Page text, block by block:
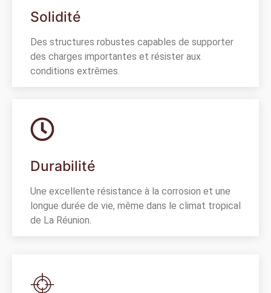
Solidité
Des structures robustes capables de supporter
des charges importantes et résister aux
conditions extrêmes.
Durabilité
Une excellente résistance à la corrosion et une
longue durée de vie, même dans le climat tropical
de La Réunion.